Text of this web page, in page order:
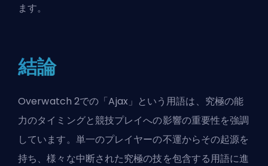
ます。
結論
Overwatch 2での「Ajax」という用語は、究極の能
力のタイミングと競技プレイへの影響の重要性を強調
しています。単一のプレイヤーの不運からその起源を
持ち、様々な中断された究極の技を包含する用語に進